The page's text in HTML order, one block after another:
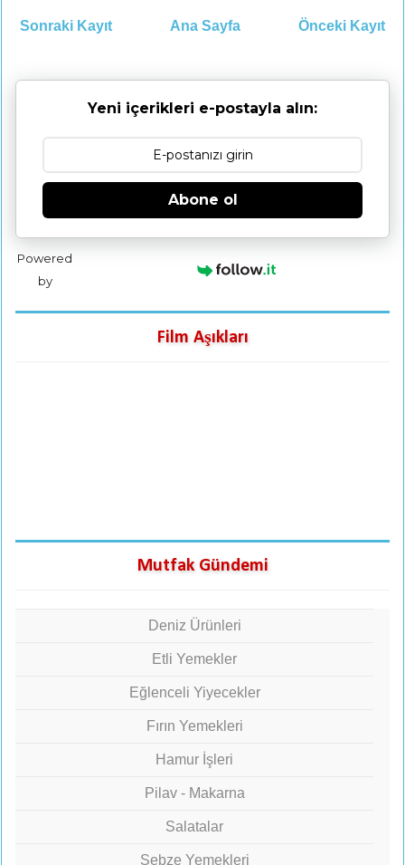
Sonraki Kayıt Önceki Kayıt
Ana Sayfa
Yeni içerikleri e-postayla alın:
Abone ol
Powered
by
Film Aşıkları
Mutfak Gündemi
Deniz Ürünleri
Etli Yemekler
Eğlenceli Yiyecekler
Fırın Yemekleri
Hamur İşleri
Pilav - Makarna
Salatalar
Sebze Yemekleri